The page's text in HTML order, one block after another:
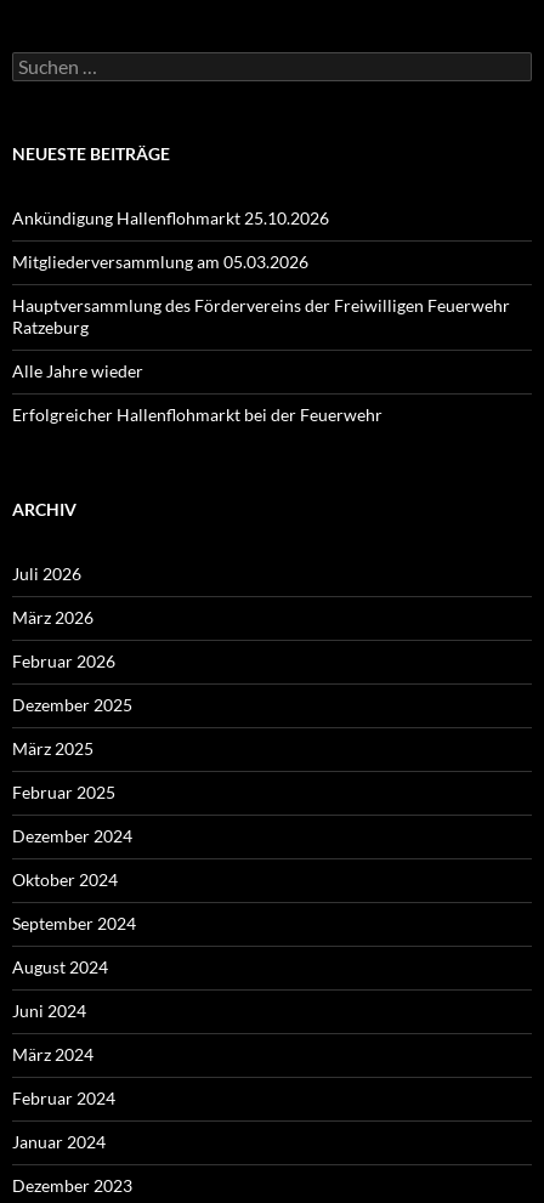
Suchen
nach:
NEUESTE BEITRÄGE
Ankündigung Hallenflohmarkt 25.10.2026
Mitgliederversammlung am 05.03.2026
Hauptversammlung des Fördervereins der Freiwilligen Feuerwehr
Ratzeburg
Alle Jahre wieder
Erfolgreicher Hallenflohmarkt bei der Feuerwehr
ARCHIV
Juli 2026
März 2026
Februar 2026
Dezember 2025
März 2025
Februar 2025
Dezember 2024
Oktober 2024
September 2024
August 2024
Juni 2024
März 2024
Februar 2024
Januar 2024
Dezember 2023